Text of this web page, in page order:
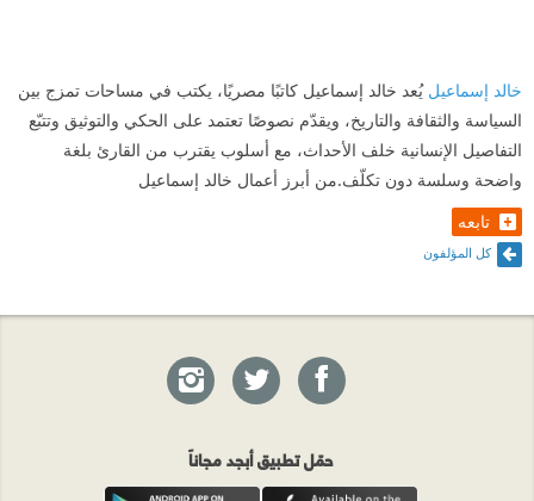
خالد إسماعيل يُعد خالد إسماعيل كاتبًا مصريًا، يكتب في مساحات تمزج بين
السياسة والثقافة والتاريخ، ويقدّم نصوصًا تعتمد على الحكي والتوثيق وتتبّع
التفاصيل الإنسانية خلف الأحداث، مع أسلوب يقترب من القارئ بلغة
واضحة وسلسة دون تكلّف.من أبرز أعمال خالد إسماعيل
تابعه
كل المؤلفون
حمّل تطبيق أبجد مجاناً